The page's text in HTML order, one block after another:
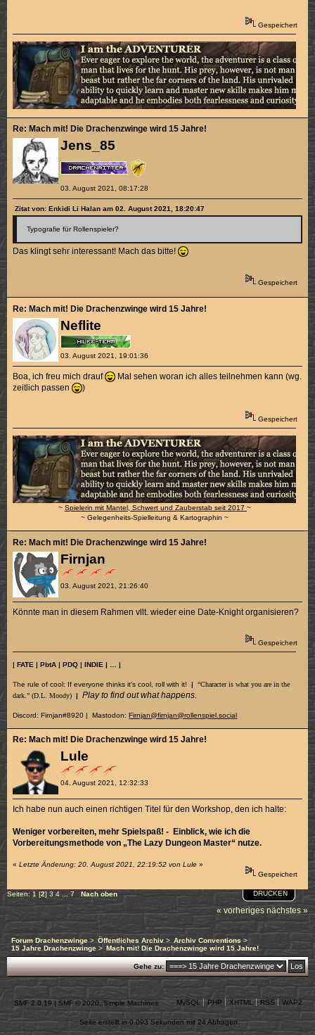
Gespeichert
Jens_85
03. August 2021, 08:17:28
Re: Mach mit! Die Drachenzwinge wird 15 Jahre!
Zitat von: Enkidi Li Halan am 02. August 2021, 18:20:47
Typografie für Rollenspieler?
Das klingt sehr interessant! Mach das bitte!
Gespeichert
Neflite
03. August 2021, 19:01:36
Re: Mach mit! Die Drachenzwinge wird 15 Jahre!
Boa, ich freu mich drauf
Mal sehen woran ich alles teilnehmen kann (wg.
zeitlich passen
)
Gespeichert
~ Spielerin mit Mantel, Schwert und Zauberstab seit 2017 ~
~ Gelegenheits-Spielleitung & Kartographin ~
Firnjan
03. August 2021, 21:26:40
Re: Mach mit! Die Drachenzwinge wird 15 Jahre!
Könnte man in diesem Rahmen vllt. wieder eine Date-Knight organisieren?
Gespeichert
| FATE | PbtA | PDQ | INDIE | … |
The rule of cool: If everyone thinks it's cool, roll with it!|
“Character is what you are in the
dark.” (D.L. Moody) | Play to find out what happens.
Discord: Firnjan#8920 | Mastodon:Firnjan@firnjan@rollenspiel.social
Lule
04. August 2021, 12:32:33
Re: Mach mit! Die Drachenzwinge wird 15 Jahre!
Ich habe nun auch einen richtigen Titel für den Workshop, den ich halte:
Weniger vorbereiten, mehr Spielspaß! - Einblick, wie ich die
Vorbereitungsmethode von „The Lazy Dungeon Master“ nutze.
«Letzte Änderung: 20. August 2021, 22:19:52 von Lule »
Gespeichert
DRUCKEN
Seiten: 1 [2] 3 4 7 Nach oben
« vorheriges nächstes »
Forum Drachenzwinge> Öffentliches Archiv> Archiv Conventions>
15 Jahre Drachenzwinge > Mach mit! Die Drachenzwinge wird 15 Jahre!
Gehe zu:
SMF 2.0.19| SMF © 2020, Simple Machines MySQL PHP XHTML RSS WAP2
Seite erstellt in 0.093 Sekunden mit 24 Abfragen.